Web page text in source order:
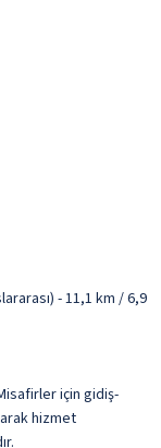
- 11,1 km / 6,9
için gidiş-
hizmet